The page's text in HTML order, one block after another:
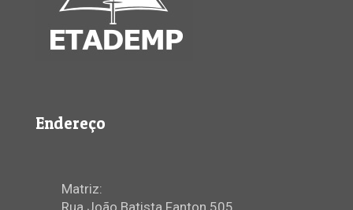
Endereço
Matriz:
Rua João Batista Fanton 505